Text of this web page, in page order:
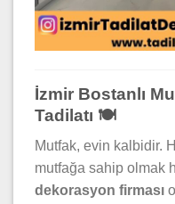
İzmir Bostanlı
Tadilatı 🍽️
Mutfak, evin kalbidir.
mutfağa sahip olmak
dekorasyon firması